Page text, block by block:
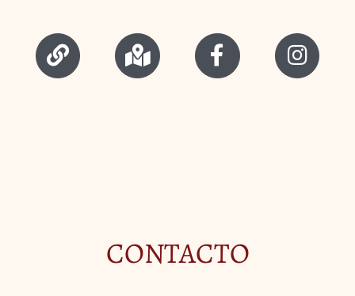
CONTACTO